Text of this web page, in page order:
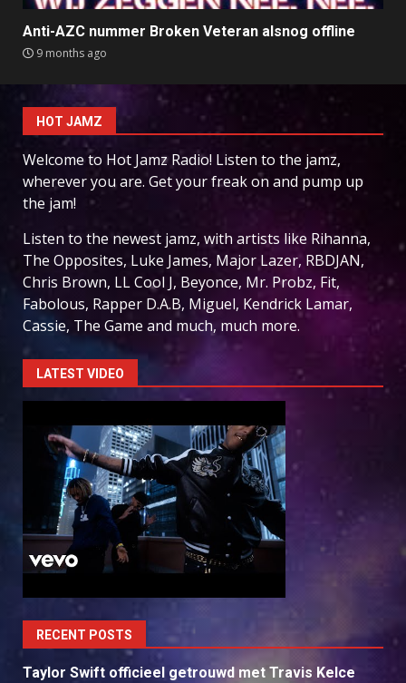
Anti-AZC nummer Broken Veteran alsnog offline
9 months ago
HOT JAMZ
Welcome to Hot Jamz Radio! Listen to the jamz,
wherever you are. Get your freak on and pump up
the jam!
Listen to the newest jamz, with artists like Rihanna,
The Opposites, Luke James, Major Lazer, RBDJAN,
Chris Brown, LL Cool J, Beyonce, Mr. Probz, Fit,
Fabolous, Rapper D.A.B, Miguel, Kendrick Lamar,
Cassie, The Game and much, much more.
LATEST VIDEO
RECENT POSTS
Taylor Swift officieel getrouwd met Travis Kelce